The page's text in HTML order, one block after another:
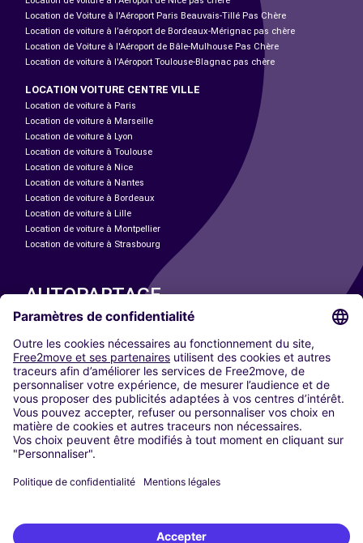
Location de Voiture à l'Aéroport Paris Beauvais-Tillé Pas Chère
Location de voiture à l’aéroport de Bordeaux-Mérignac pas chère
Location de Voiture à l'Aéroport de Bâle-Mulhouse Pas Chère
Location de voiture à l'Aéroport Toulouse-Blagnac pas chère
LOCATION VOITURE CENTRE VILLE
Location de voiture à Paris
Location de voiture à Marseille
Location de voiture à Lyon
Location de voiture à Toulouse
Location de voiture à Nice
Location de voiture à Nantes
Location de voiture à Bordeaux
Location de voiture à Lille
Location de voiture à Montpellier
Location de voiture à Strasbourg
AUTOPARTAGE
Paris
Madrid
Washington DC
Milan
Rome
Turin
Vienne
Berlin
Düsseldorf